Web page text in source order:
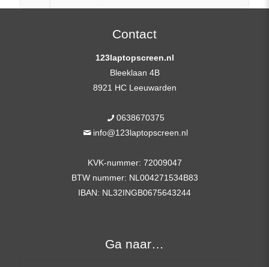
Contact
123laptopscreen.nl
Bleeklaan 4B
8921 HC Leeuwarden
0638670375
info@123laptopscreen.nl
KVK-nummer: 72009047
BTW nummer: NL004271534B83
IBAN: NL32INGB0675643244
Ga naar…